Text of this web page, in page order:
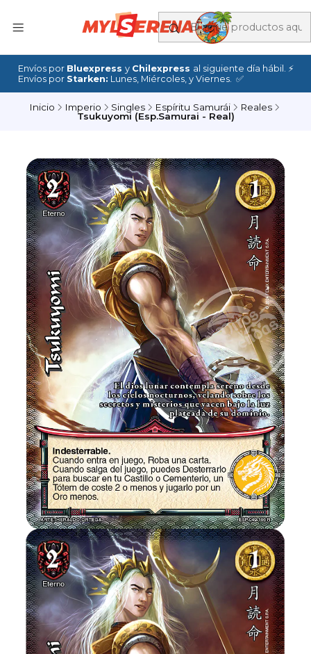
Envíos por Bluexpress y Chilexpress al siguiente día hábil. ⚡
Envíos por Starken: Lunes, Miércoles, y Viernes. ✅
Inicio Imperio Singles Espíritu Samurái
Reales
Tsukuyomi (Esp.Samurai - Real)